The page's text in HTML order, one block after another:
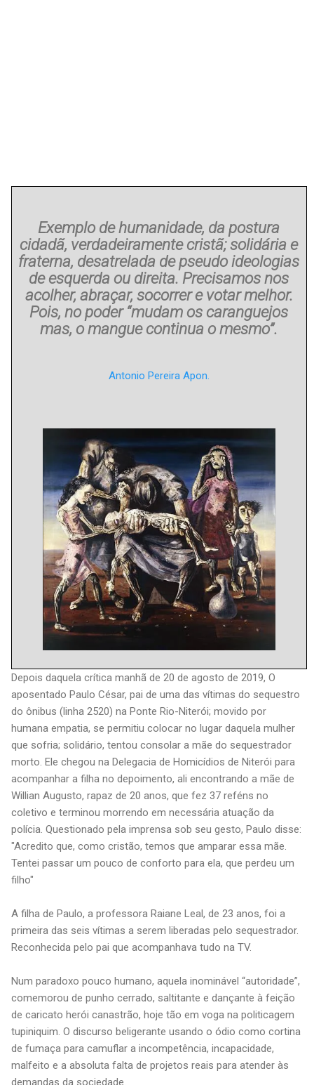
Exemplo de humanidade, da postura
cidadã, verdadeiramente cristã; solidária e
fraterna, desatrelada de pseudo ideologias
de esquerda ou direita. Precisamos nos
acolher, abraçar, socorrer e votar melhor.
Pois, no poder “mudam os caranguejos
mas, o mangue continua o mesmo”.
Antonio Pereira Apon.
Depois daquela crítica manhã de 20 de agosto de 2019, O
aposentado Paulo César, pai de uma das vítimas do sequestro
do ônibus (linha 2520) na Ponte Rio-Niterói; movido por
humana empatia, se permitiu colocar no lugar daquela mulher
que sofria; solidário, tentou consolar a mãe do sequestrador
morto. Ele chegou na Delegacia de Homicídios de Niterói para
acompanhar a filha no depoimento, ali encontrando a mãe de
Willian Augusto, rapaz de 20 anos, que fez 37 reféns no
coletivo e terminou morrendo em necessária atuação da
polícia. Questionado pela imprensa sob seu gesto, Paulo disse:
"Acredito que, como cristão, temos que amparar essa mãe.
Tentei passar um pouco de conforto para ela, que perdeu um
filho"
A filha de Paulo, a professora Raiane Leal, de 23 anos, foi a
primeira das seis vítimas a serem liberadas pelo sequestrador.
Reconhecida pelo pai que acompanhava tudo na TV.
Num paradoxo pouco humano, aquela inominável “autoridade”,
comemorou de punho cerrado, saltitante e dançante à feição
de caricato herói canastrão, hoje tão em voga na politicagem
tupiniquim. O discurso beligerante usando o ódio como cortina
de fumaça para camuflar a incompetência, incapacidade,
malfeito e a absoluta falta de projetos reais para atender às
demandas da sociedade.